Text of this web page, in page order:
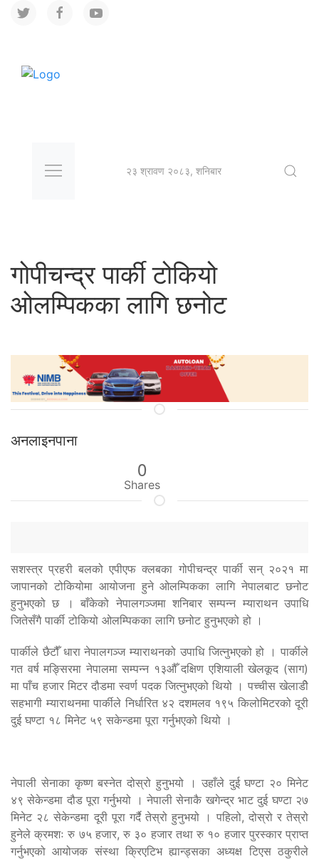
२३ श्रावण २०८३, शनिबार
गोपीचन्द्र पार्की टोकियो
ओलम्पिकका लागि छनोट
अनलाइनपाना
0
Shares
सशस्त्र प्रहरी बलको एपीएफ क्लबका गोपीचन्द्र पार्की सन् २०२१ मा
जापानको टोकियोमा आयोजना हुने ओलम्पिकका लागि नेपालबाट छनोट
हुनुभएको छ । बाँकेको नेपालगञ्जमा शनिबार सम्पन्न म्याराथन उपाधि
जितेसँगै पार्की टोकियो ओलम्पिकका लागि छनोट हुनुभएको हो ।
पार्कीले छैटौँ धारा नेपालगञ्ज म्याराथनको उपाधि जित्नुभएको हो । पार्कीले
गत वर्ष मङ्सिरमा नेपालमा सम्पन्न १३औँ दक्षिण एशियाली खेलकूद (साग)
मा पाँच हजार मिटर दौडमा स्वर्ण पदक जित्नुभएको थियो । पच्चीस खेलाडीे
सहभागी म्याराथनमा पार्कीले निर्धारित ४२ दशमलव १९५ किलोमिटरको दूरी
दुई घण्टा १८ मिनेट ५९ सकेन्डमा पूरा गर्नुभएको थियो ।
नेपाली सेनाका कृष्ण बस्नेत दोस्रो हुनुभयो । उहाँले दुई घण्टा २० मिनेट
४९ सेकेन्डमा दौड पूरा गर्नुभयो । नेपाली सेनाकै खगेन्द्र भाट दुई घण्टा २७
मिनेट २८ सेकेन्डमा दूरी पूरा गर्दै तेस्रो हुनुभयो । पहिलो, दोस्रो र तेस्रो
हुनेले क्रमशः रु ७५ हजार, रु ३० हजार तथा रु १० हजार पुरस्कार प्राप्त
गर्नुभएको आयोजक संस्था क्रिएटिभ ह्यान्ड्सका अध्यक्ष टिएस ठकुरीले